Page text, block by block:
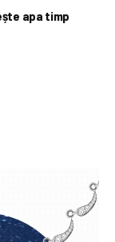
apa timp